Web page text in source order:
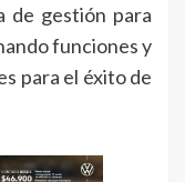
de gestión para
funciones y
para el éxito de